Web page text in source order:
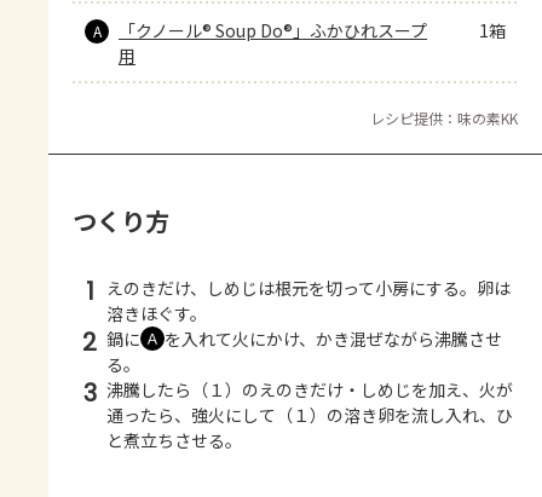
A
「クノール® Soup Do®」ふかひれスープ
用
1箱
レシピ提供：味の素KK
つくり方
1
えのきだけ、しめじは根元を切って小房にする。卵は
溶きほぐす。
2 鍋に Ａ を入れて火にかけ、かき混ぜながら沸騰させ
る。
3 沸騰したら（１）のえのきだけ・しめじを加え、火が
通ったら、強火にして（１）の溶き卵を流し入れ、ひ
と煮立ちさせる。